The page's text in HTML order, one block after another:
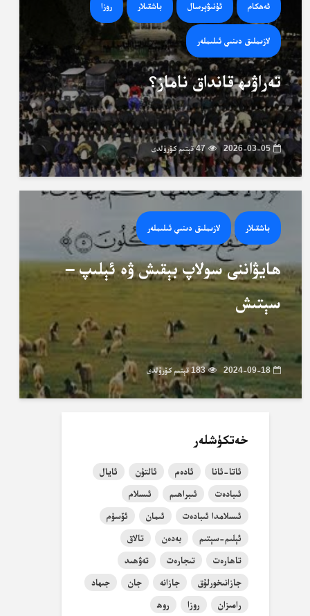
ئەھكام ئۇنىۋېرسال باشقىلار روزا
لازىملىق دىنىي ئىلىملەر
تەراۋىھ قانداق ناماز؟
2026-03-05 47 قېتىم كۆرۈلدى
باشقىلار لازىملىق دىنىي ئىلىملەر
ھايۋاننى سولاپ بېقىش ۋە ئېلىپ –
سېتىش
2024-09-18 183 قېتىم كۆرۈلدى
خەتكۈشلەر
ئاتا-ئانا ئادەم ئالتۇن
ئايال
ئىبادەت
ئىبراھىم
ئىسلام
ئىسلامدا ئىبادەت
ئىمان
ئۆسۈم
ئېلىم-سېتىم
بەدەن
تالاق
تاھارەت
تىجارەت
تەۋھىد
جازانىخورلۇق
جازانە جان
جىھاد
رامىزان
روزا
روھ